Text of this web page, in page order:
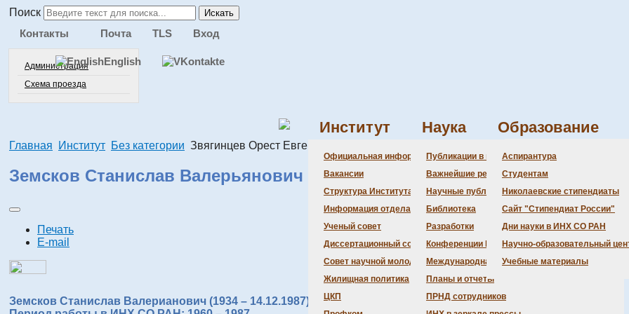
Поиск Искать
Контакты
Администрация
Схема проезда
Почта TLS Вход
English
Институт
Официальная информация
Администрация
Бланки
История Института
Локальные акты
Противодействие
Вакансии
Структура Института
Информация отдела кадров
Документация
Ученый совет
Состав совета
Повестка дня заседаний
Информация ученого
Диссертационный совет
Состав совета
Даты защит диссертаций
Шифры специальностей
Объявления о защитах
Предварительное
Совет научной молодежи
Состав СНМ
Жилищная политика
ЦКП
Новости науки
Награды
Наука
Публикации в ведущих журналах
Важнейшие результаты
Научные публикации сотрудников
Библиотека
Разработки
Конференции Института
Международная деятельность
Планы и отчеты
ПРНД сотрудников
Образование
Аспирантура
Студентам
Николаевские стипендиаты
Сайт "Стипендиат России"
Дни науки в ИНХ СО РАН
Научно-образовательный
Учебные материалы
Главная Институт Без категории Звягинцев Орест Евгеньевич
Земсков Станислав Валерьянович
Печать
E-mail
Земсков Станислав Валерианович (1934 – 14.12.1987).